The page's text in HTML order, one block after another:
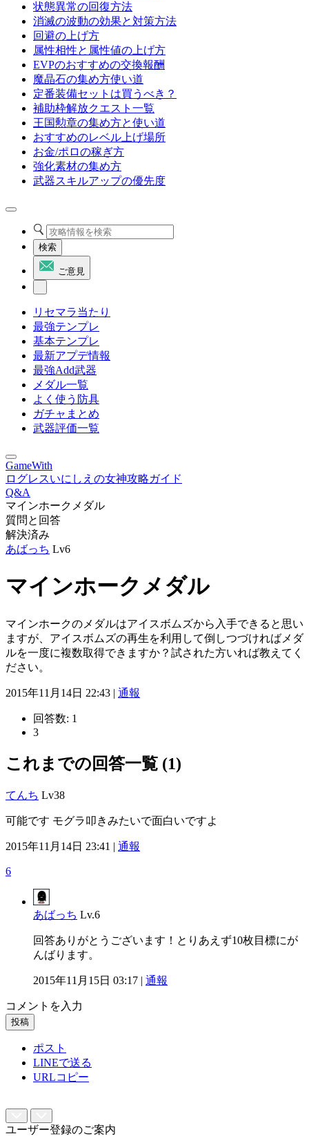
状態異常の回復方法
消滅の波動の効果と対策方法
回避の上げ方
属性相性と属性値の上げ方
EVPのおすすめの交換報酬
魔晶石の集め方使い道
定番装備セットは買うべき？
補助枠解放クエスト一覧
王国勲章の集め方と使い道
おすすめのレベル上げ場所
お金/ポロの稼ぎ方
強化素材の集め方
武器スキルアップの優先度
検索
ご意見
リセマラ当たり
最強テンプレ
基本テンプレ
最新アプデ情報
最強Add武器
メダル一覧
よく使う防具
ガチャまとめ
武器評価一覧
GameWith
ログレスいにしえの女神攻略ガイド
Q&A
マインホークメダル
質問と回答
解決済み
あばっち Lv6
マインホークメダル
マインホークのメダルはアイスボムズから入手できると思い
ますが、アイスボムズの再生を利用して倒しつづければメダ
ルを一度に複数取得できますか？試された方いれば教えてく
ださい。
2015年11月14日 22:43 | 通報
回答数: 1
3
これまでの回答一覧 (1)
てんち Lv38
可能です モグラ叩きみたいで面白いですよ
2015年11月14日 23:41 | 通報
6
あばっち Lv.6
回答ありがとうございます！とりあえず10枚目標にが
んばります。
2015年11月15日 03:17 | 通報
コメントを入力
投稿
ポスト
LINEで送る
URLコピー
ユーザー登録のご案内